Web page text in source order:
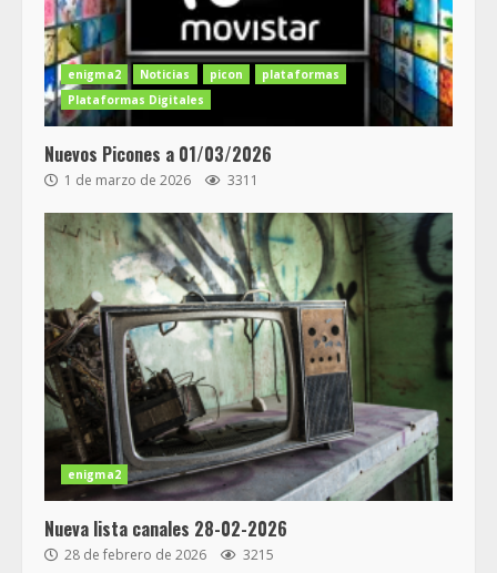
enigma2 Noticias picon
plataformas
Plataformas Digitales
Nuevos Picones a 01/03/2026
1 de marzo de 2026 3311
enigma2
Nueva lista canales 28-02-2026
28 de febrero de 2026 3215